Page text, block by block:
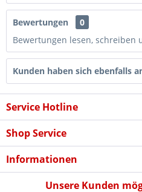
Bewertungen
0
Bewertungen lesen, schreiben
Kunden haben sich ebenfalls
Service Hotline
Shop Service
Informationen
Unsere Kunden